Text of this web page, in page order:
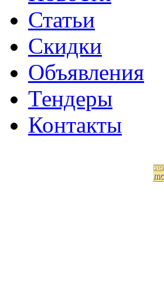
Статьи
Скидки
Объявления
Тендеры
Контакты